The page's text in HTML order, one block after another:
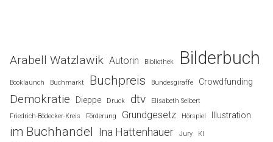
Arabell Watzlawik Autorin Bibliothek Bilderbuch
Booklaunch Buchmarkt Buchpreis Bundesgiraffe Crowdfunding
Demokratie Dieppe Druck dtv
Elisabeth Selbert
Friedrich-Bödecker-Kreis
Förderung Grundgesetz Hörspiel Illustration
im Buchhandel Ina Hattenhauer Jury KI